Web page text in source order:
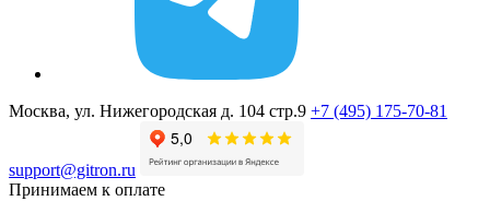
Москва, ул. Нижегородская д. 104 стр.9 +7 (495) 175-70-81
support@gitron.ru
Принимаем к оплате